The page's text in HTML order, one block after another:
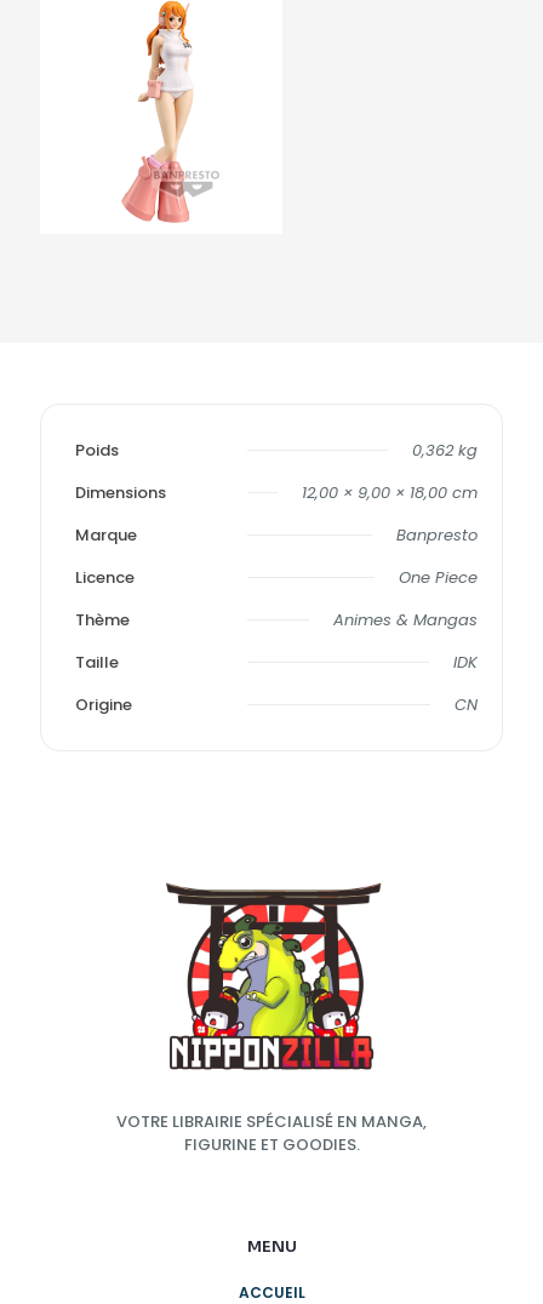
Poids
0,362 kg
Dimensions
12,00 × 9,00 × 18,00 cm
Marque
Banpresto
Licence
One Piece
Thème
Animes & Mangas
Taille
IDK
Origine
CN
VOTRE LIBRAIRIE SPÉCIALISÉ EN MANGA,
FIGURINE ET GOODIES.
MENU
ACCUEIL